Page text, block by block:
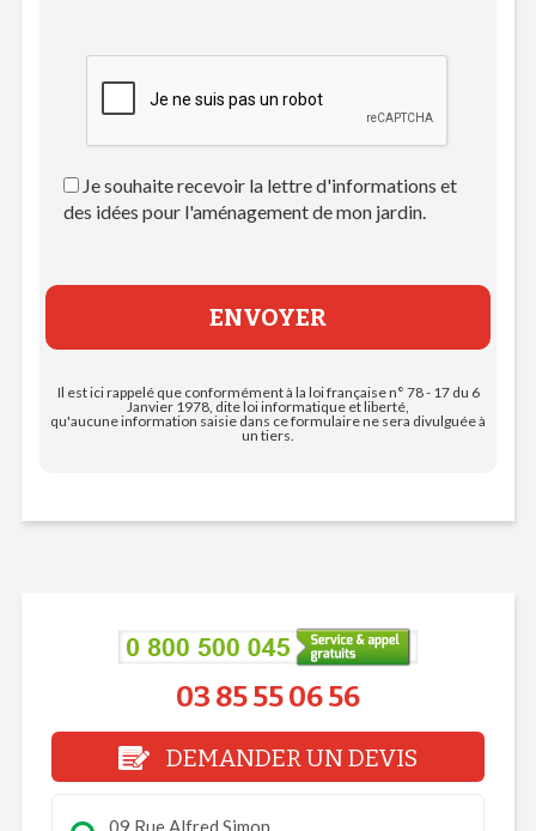
03 85 55 06 56
DEMANDER UN DEVIS
Je souhaite recevoir la lettre d'informations et
des idées pour l'aménagement de mon jardin.
Il est ici rappelé que conformément à la loi française n° 78 - 17 du 6
Janvier 1978, dite loi informatique et liberté,
qu'aucune information saisie dans ce formulaire ne sera divulguée à
un tiers.